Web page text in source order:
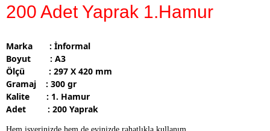
200 Adet Yaprak 1.Hamur
Marka : İnformal
Boyut : A3
Ölçü : 297 X 420 mm
Gramaj : 300 gr
Kalite : 1. Hamur
Adet : 200 Yaprak